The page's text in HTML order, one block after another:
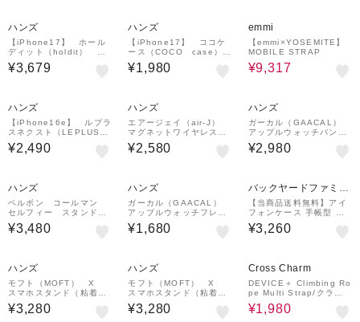
ハンズ
【iPhone17】 ホール
ディット（holdit） マ
グセーフ対応 16848
黒
¥3,679
ハンズ
【iPhone17】 ココケ
ース（COCO case）
クリアなくねくねケー
ス ピンク
¥1,980
emmi
【emmi×YOSEMITE】
MOBILE STRAP
¥9,317
ハンズ
【iPhone16e】 ルプラ
スネクスト（LEPLUS
NEXT） カメラレンズ
保護ハイブリッドケー
¥2,490
ハンズ
エアージェイ（air-J）
マグネットワイヤレス充
電器 2m
¥2,580
ハンズ
ガーカル（GAACAL）
アップルウォッチバン
ド 38／40／41mm ホ
ワイト×シルバー
¥2,980
ハンズ
ベルボン コールマン
セルフィー スタンド
ブラック
¥3,480
ハンズ
ガーカル（GAACAL）
アップルウォッチフレー
ム 42mm ピンク
¥1,680
バックヤードファミリ
ー
【当商品送料無料】アイ
フォンケース 手帳型 通
販 スマホケース iphone
se se2 se3 第2世代 第
¥3,260
ハンズ
モフト（MOFT） X
スマホスタンド（粘着タ
イプ） MOVAS トー
プ
¥3,280
ハンズ
モフト（MOFT） X
スマホスタンド（粘着タ
イプ） MOVAS ミス
ティーグレー
¥3,280
Cross Charm
DEVICE＋ Climbing Ro
pe Multi Strap/クライ
ミング ロープ マルチ ス
マホ ショルダー キーホ
¥1,980